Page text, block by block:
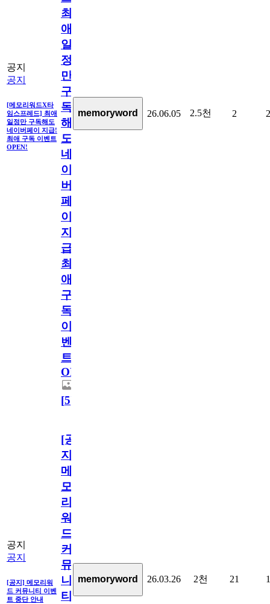
공지
공지
[메모리워드X타
임스프레드] 최애
일정만 구독해도
네이버페이 지급!
최애 구독 이벤트
OPEN!
최
애
일
정
만
구
독
해
도
네
이
버
페
이
지
급!
최
애
구
독
이
벤
트
OPEN!
[5]
memoryword 26.06.05 2.5천 2 2
공지
공지
[공지] 메모리워
드 커뮤니티 이벤
트 중단 안내
[공
지]
메
모
리
워
드
커
뮤
니
티
memoryword 26.03.26 2천 21 1